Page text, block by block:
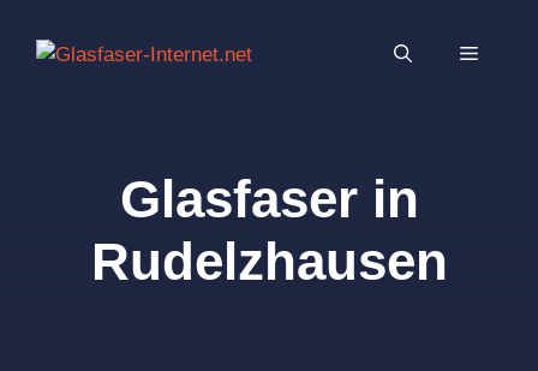
Inhalt
MENÜ
Glasfaser in
Rudelzhausen